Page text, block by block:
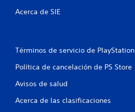
Acerca de SIE
Términos de servicio de PlayStation
Política de cancelación de PS Store
Avisos de salud
Acerca de las clasificaciones